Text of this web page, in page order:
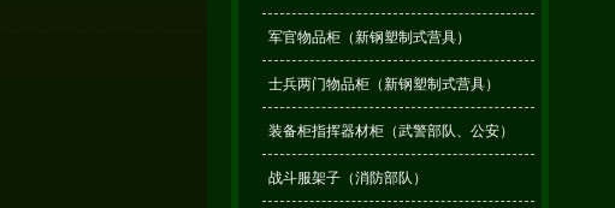
军官物品柜（新钢塑制式营具）
士兵两门物品柜（新钢塑制式营具）
装备柜指挥器材柜（武警部队、公安）
战斗服架子（消防部队）